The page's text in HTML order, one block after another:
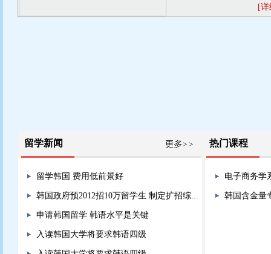
[
留学新闻 热门课程
留学韩国 费用低前景好
韩国政府预2012招10万留学生 制定扩招综...
申请韩国留学 韩语水平是关键
入读韩国大学将要求韩语四级
电子商务学
韩国含金量